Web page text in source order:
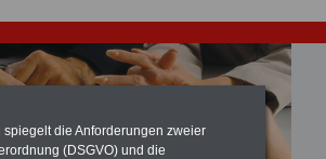
die Anforderungen zweier
(DSGVO) und die